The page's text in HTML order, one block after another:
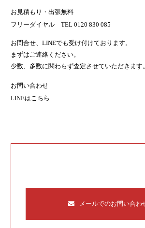
お見積もり・出張無料
フリーダイヤル TEL 0120 830 085
お問合せ、LINEでも受け付けております。
まずはご連絡ください。
少数、多数に関わらず査定させていただきます。
お問い合わせ
LINEはこちら
メールでのお問い合わ